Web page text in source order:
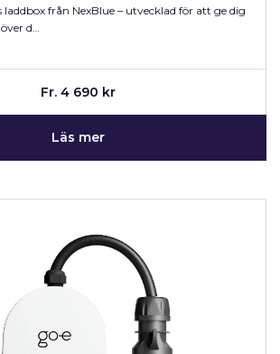
laddbox från NexBlue – utvecklad för att ge dig
d…
Fr. 4 690 kr
Läs mer